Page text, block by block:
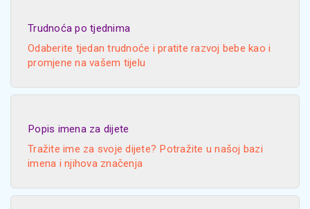
Trudnoća po tjednima
Odaberite tjedan trudnoće i pratite razvoj bebe kao i
promjene na vašem tijelu
Popis imena za dijete
Tražite ime za svoje dijete? Potražite u našoj bazi
imena i njihova značenja